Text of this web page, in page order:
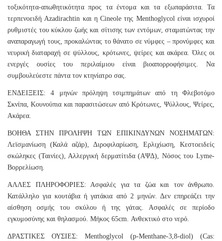
τοξικότητα-απωθητικότητα προς τα έντομα και τα εξωπαράσιτα. Τα
τερπενοειδή Azadirachtin και η Cineole της Menthoglycol είναι ισχυροί
ρυθμιστές του κύκλου ζωής και σίτισης των εντόμων, σταματώντας την
αναπαραγωγή τους, προκαλώντας το θάνατο σε νύμφες – προνύμφες και
νευρική διαταραχή σε ψύλλους, κρότωνες, ψείρες και ακάρεα. Όλες οι
ενεργές ουσίες του περιλαίμιου είναι βιοαπορροφήσιμες. Να
συμβουλεύεστε πάντα τον κτηνίατρο σας.
ΕΝΔΕΙΞΕΙΣ: 4 μηνών πρόληψη τσιμπημάτων από τη Φλεβοτόμο
Σκνίπα, Κουνούπια και παρασιτώσεων από Κρότωνες, Ψύλλους, Ψείρες,
Ακάρεα.
ΒΟΗΘΑ ΣΤΗΝ ΠΡΟΛΗΨΗ ΤΩΝ ΕΠΙΚΙΝΔΥΝΩΝ ΝΟΣΗΜΑΤΩΝ:
Λεϊσμανίωση (Καλά αζάρ), Διροφιλαρίωση, Ερλιχίωση, Κεστοειδείς
σκώληκες (Ταινίες), Αλλεργική δερματίτιδα (ΑΨΔ), Νόσος του Lyme-
Βορρελίωση.
ΑΛΛΕΣ ΠΛΗΡΟΦΟΡΙΕΣ: Ασφαλές για τα ζώα και τον άνθρωπο.
Κατάλληλο για κουτάβια ή γατάκια από 2 μηνών. Δεν επηρεάζει την
αίσθηση οσμής του σκύλου ή της γάτας. Ασφαλές σε περίοδο
εγκυμοσύνης και θηλασμού. Μήκος 65cm. Ανθεκτικό στο νερό.
ΔΡΑΣΤΙΚΕΣ ΟΥΣΙΕΣ: Menthoglycol (p-Menthane-3,8-diol) (Cas: